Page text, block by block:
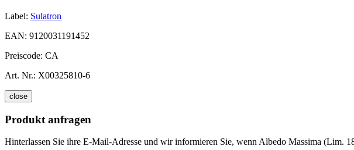
Label: Sulatron
EAN: 9120031191452
Preiscode: CA
Art. Nr.: X00325810-6
close
Produkt anfragen
Hinterlassen Sie ihre E-Mail-Adresse und wir informieren Sie, wenn Albedo Massima (Lim.